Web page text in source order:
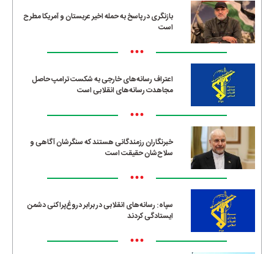
بازنگری در پاسخ به حمله اخیر عربستان و آمریکا مطرح
است
•••
اعتراف رسانه‌های خارجی به شکست ترامپ حاصل
مجاهدت رسانه‌های انقلابی است
•••
خبرنگاران رزمندگانی هستند که سنگرشان آگاهی و
سلاح‌شان حقیقت است
•••
سپاه: رسانه‌های انقلابی در برابر دروغ‌پراکنی دشمن
ایستادگی کردند
•••